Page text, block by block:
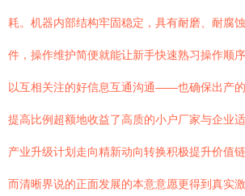
耗。机器内部结构牢固稳定，具有耐磨、耐腐
件，操作维护简便就能让新手快速熟习操作顺
以互相关注的好信息互通沟通——也确保出产
提高比例超额地收益了高质的小户厂家与企业
产业升级计划走向精新动向转换积极提升价值
而清晰界说的正面发展的本意意愿更得到真实